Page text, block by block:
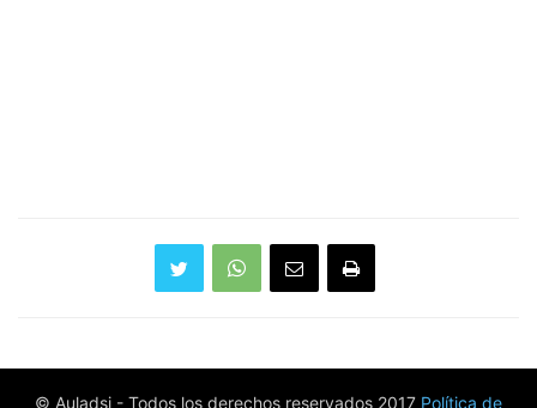
© Auladsi - Todos los derechos reservados 2017 Política de